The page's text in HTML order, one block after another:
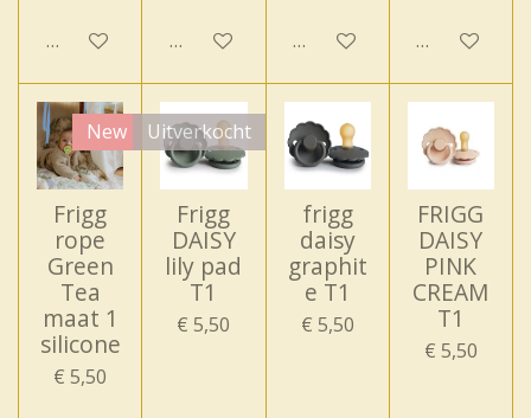
In winkelwagenIn winkelwagenIn winkelwagen
In
New
Frigg
rope
Green
Tea
maat 1
silicone
€ 5,50
Uitverkocht
Frigg
DAISY
lily pad
T1
€ 5,50
frigg
daisy
graphit
e T1
€ 5,50
FRIGG
DAISY
PINK
CREAM
T1
€ 5,50